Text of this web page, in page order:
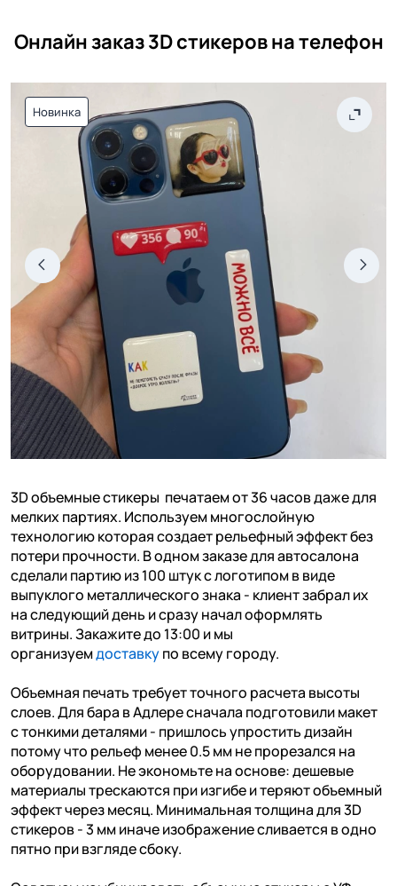
Онлайн заказ 3D стикеров на телефон
Новинка
3D объемные стикеры печатаем от 36 часов даже для
мелких партиях. Используем многослойную
технологию которая создает рельефный эффект без
потери прочности. В одном заказе для автосалона
сделали партию из 100 штук с логотипом в виде
выпуклого металлического знака - клиент забрал их
на следующий день и сразу начал оформлять
витрины. Закажите до 13:00 и мы
организуемдоставкупо всему городу.
Объемная печать требует точного расчета высоты
слоев. Для бара в Адлере сначала подготовили макет
с тонкими деталями - пришлось упростить дизайн
потому что рельеф менее 0.5 мм не прорезался на
оборудовании. Не экономьте на основе: дешевые
материалы трескаются при изгибе и теряют объемный
эффект через месяц. Минимальная толщина для 3D
стикеров - 3 мм иначе изображение сливается в одно
пятно при взгляде сбоку.